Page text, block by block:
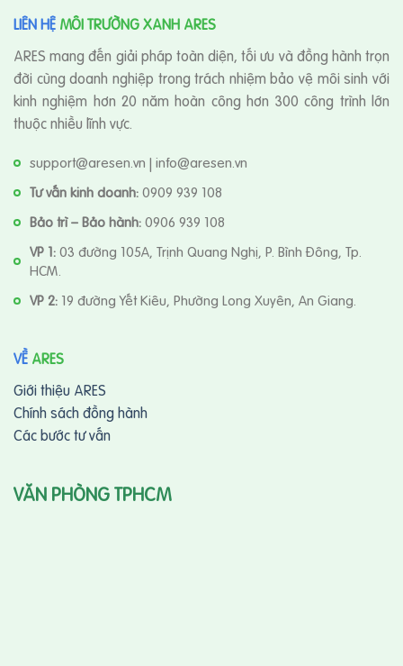
LIÊN HỆ MÔI TRƯỜNG XANH ARES
ARES mang đến giải pháp toàn diện, tối ưu và đồng hành trọn
đời cùng doanh nghiệp trong trách nhiệm bảo vệ môi sinh với
kinh nghiệm hơn 20 năm hoàn công hơn 300 công trình lớn
thuộc nhiều lĩnh vực.
support@aresen.vn | info@aresen.vn
Tư vấn kinh doanh:0909 939 108
Bảo trì – Bảo hành:0906 939 108
VP 1:03 đường 105A, Trịnh Quang Nghị, P. Bình Đông, Tp.
HCM.
VP 2: 19 đường Yết Kiêu, Phường Long Xuyên, An Giang.
VỀ ARES
Giới thiệu ARES
Chính sách đồng hành
Các bước tư vấn
VĂN PHÒNG TPHCM